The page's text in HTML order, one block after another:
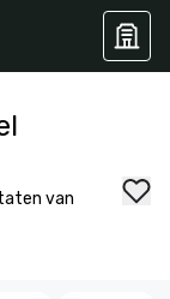
van